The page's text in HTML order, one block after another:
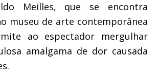
Meilles, que se encontra
museu de arte contemporânea
ao espectador mergulhar
amalgama de dor causada